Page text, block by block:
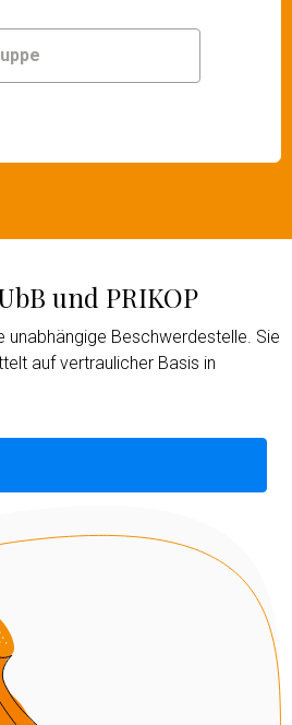
und PRIKOP
unabhängige Beschwerdestelle. Sie
auf vertraulicher Basis in